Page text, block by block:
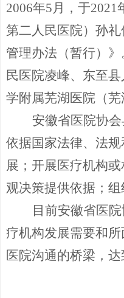
2006年5月，于2021
第二人民医院）孙
管理办法（暂行）
民医院凌峰、东至
学附属芜湖医院（
安徽省医院协
依据国家法律、法
展；开展医疗机构
观决策提供依据；
目前安徽省医
疗机构发展需要和
医院沟通的桥梁，